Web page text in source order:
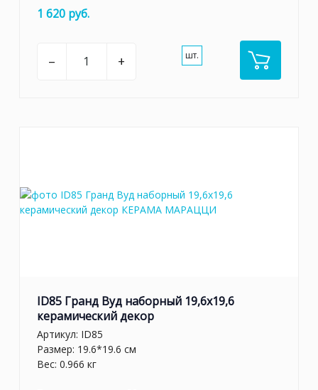
1 620 руб.
– + шт.
ID85 Гранд Вуд наборный 19,6x19,6
керамический декор
Артикул: ID85
Размер: 19.6*19.6 см
Вес: 0.966 кг